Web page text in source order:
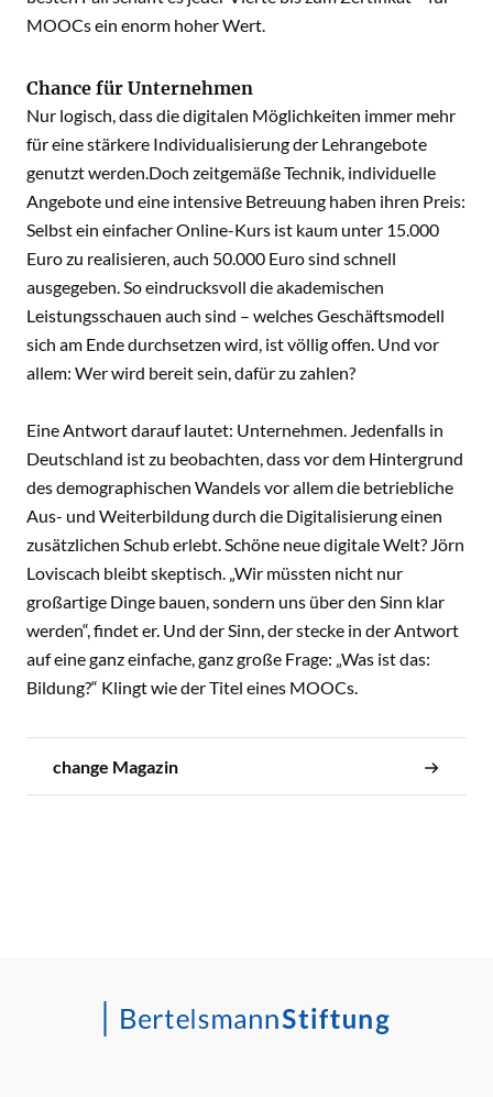
MOOCs ein enorm hoher Wert.
Chance für Unternehmen
Nur logisch, dass die digitalen Möglichkeiten immer mehr
für eine stärkere Individualisierung der Lehrangebote
genutzt werden.Doch zeitgemäße Technik, individuelle
Angebote und eine intensive Betreuung haben ihren Preis:
Selbst ein einfacher Online-Kurs ist kaum unter 15.000
Euro zu realisieren, auch 50.000 Euro sind schnell
ausgegeben. So eindrucksvoll die akademischen
Leistungsschauen auch sind – welches Geschäftsmodell
sich am Ende durchsetzen wird, ist völlig offen. Und vor
allem: Wer wird bereit sein, dafür zu zahlen?
Eine Antwort darauf lautet: Unternehmen. Jedenfalls in
Deutschland ist zu beobachten, dass vor dem Hintergrund
des demographischen Wandels vor allem die betriebliche
Aus- und Weiterbildung durch die Digitalisierung einen
zusätzlichen Schub erlebt. Schöne neue digitale Welt? Jörn
Loviscach bleibt skeptisch. „Wir müssten nicht nur
großartige Dinge bauen, sondern uns über den Sinn klar
werden“, findet er. Und der Sinn, der stecke in der Antwort
auf eine ganz einfache, ganz große Frage: „Was ist das:
Bildung?“ Klingt wie der Titel eines MOOCs.
change Magazin